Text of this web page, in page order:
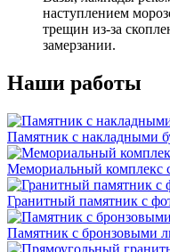
наступлением
трещин из-за
замерзании.
Наши работы
Памятник с накладными
Мемориальный комплекс
Гранитный памятник с
Памятник с бронзовыми